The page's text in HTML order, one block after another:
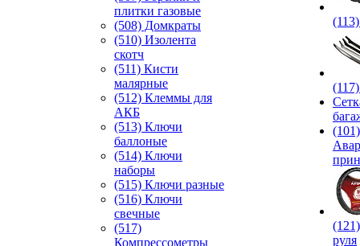
плитки газовые
(508) Домкраты
(510) Изолента
скотч
(511) Кисти
малярные
(512) Клеммы для
АКБ
(513) Ключи
баллоные
(514) Ключи
наборы
(515) Ключи разные
(516) Ключи
свечные
(517)
Компрессометры
(101)
руля